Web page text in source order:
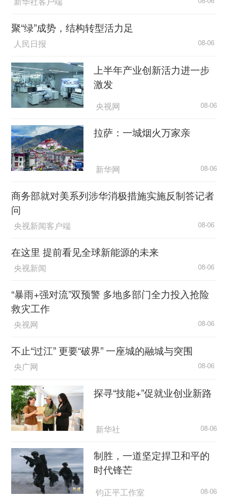
聚“绿”成势，结构转型活力足
人民日报 08-06
上半年产业创新活力进一步
激发
央视网 08-06
拉萨：一城烟火万家亲
新华网 08-06
商务部就对美系列涉华消极措施实施反制答记者
问
央视新闻客户端 08-06
在这里 提前看见全球新能源的未来
央视新闻 08-06
“暴雨+强对流”双预警 多地多部门全力投入抢险
救灾工作
央视网 08-06
不止“过江” 更要“破界” 一座城的融城与突围
央广网 08-06
探寻“技能+”促就业创业新路
新华社 08-06
制胜，一道坚定捍卫和平的
时代锋芒
钧正平工作室 08-06